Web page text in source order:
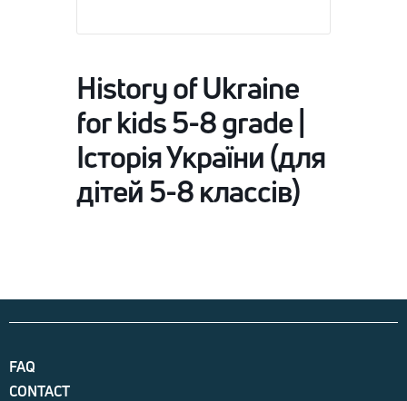
History of Ukraine
for kids 5-8 grade |
Історія України (для
дітей 5-8 классів)
FAQ
CONTACT